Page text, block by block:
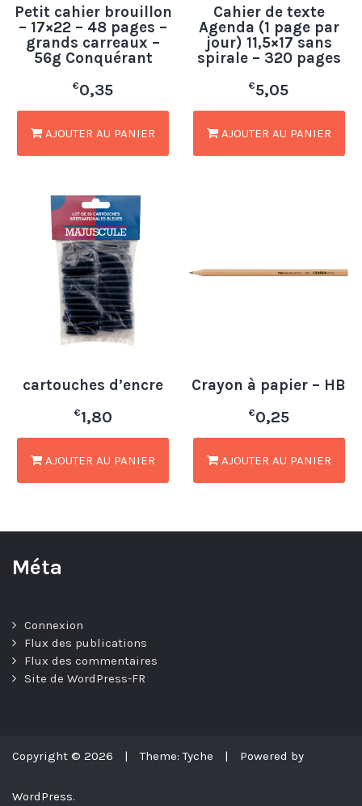
Petit cahier brouillon
– 17×22 – 48 pages –
grands carreaux –
56g Conquérant
€0,35
AJOUTER AU PANIER
Cahier de texte
Agenda (1 page par
jour) 11,5×17 sans
spirale – 320 pages
€5,05
AJOUTER AU PANIER
cartouches d’encre
€1,80
AJOUTER AU PANIER
Crayon à papier – HB
€0,25
AJOUTER AU PANIER
Méta
Connexion
Flux des publications
Flux des commentaires
Site de WordPress-FR
Copyright © 2026 | Theme: Tyche | Powered by
WordPress.